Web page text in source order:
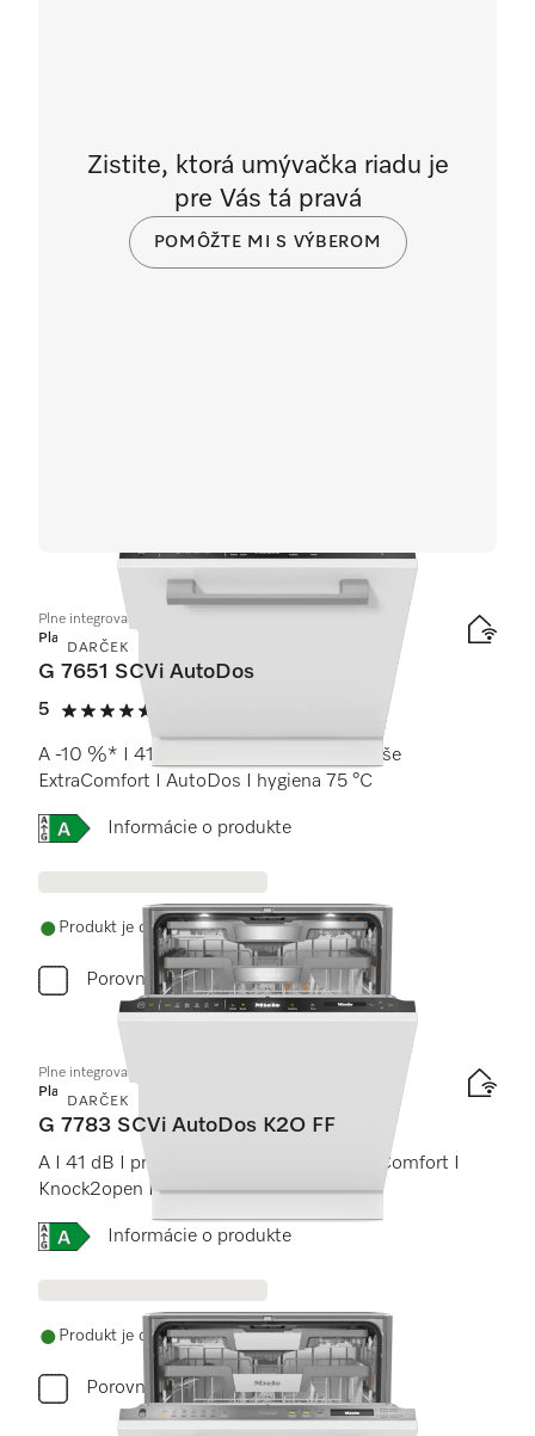
DARČEK
Plne integrovaná umývačka riadu
Platinum
G 7651 SCVi AutoDos
5
5 / 5
A -10 %* I 41 dB I príborová zásuvka I koše
ExtraComfort I AutoDos I hygiena 75 °C
Online Label Flag, Energetický štítok
Informácie o produkte
Produkt je dostupný
Porovnať
DARČEK
Plne integrovaná umývačka riadu
Platinum
G 7783 SCVi AutoDos K2O FF
A I 41 dB I príborová zásuvka I koše MaxiComfort I
Knock2open I FrontFit
Online Label Flag, Energetický štítok
Informácie o produkte
Produkt je dostupný
Porovnať
Zistite, ktorá umývačka riadu je
pre Vás tá pravá
POMÔŽTE MI S VÝBEROM